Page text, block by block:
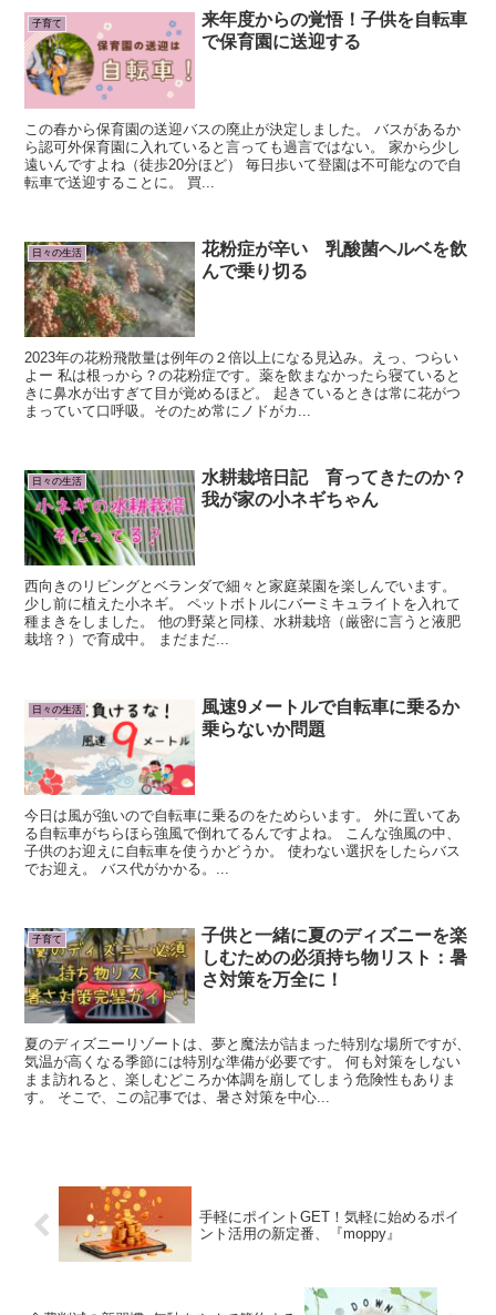
子育て
来年度からの覚悟！子供を自転車
で保育園に送迎する
この春から保育園の送迎バスの廃止が決定しました。 バスがあるか
ら認可外保育園に入れていると言っても過言ではない。 家から少し
遠いんですよね（徒歩20分ほど） 毎日歩いて登園は不可能なので自
転車で送迎することに。 買...
日々の生活
花粉症が辛い 乳酸菌ヘルベを飲
んで乗り切る
2023年の花粉飛散量は例年の２倍以上になる見込み。えっ、つらい
よー 私は根っから？の花粉症です。薬を飲まなかったら寝ていると
きに鼻水が出すぎて目が覚めるほど。 起きているときは常に花がつ
まっていて口呼吸。そのため常にノドがカ...
日々の生活
水耕栽培日記 育ってきたのか？
我が家の小ネギちゃん
西向きのリビングとベランダで細々と家庭菜園を楽しんでいます。
少し前に植えた小ネギ。 ペットボトルにバーミキュライトを入れて
種まきをしました。 他の野菜と同様、水耕栽培（厳密に言うと液肥
栽培？）で育成中。 まだまだ...
日々の生活
風速9メートルで自転車に乗るか
乗らないか問題
今日は風が強いので自転車に乗るのをためらいます。 外に置いてあ
る自転車がちらほら強風で倒れてるんですよね。 こんな強風の中、
子供のお迎えに自転車を使うかどうか。 使わない選択をしたらバス
でお迎え。 バス代がかかる。...
子育て
子供と一緒に夏のディズニーを楽
しむための必須持ち物リスト：暑
さ対策を万全に！
夏のディズニーリゾートは、夢と魔法が詰まった特別な場所ですが、
気温が高くなる季節には特別な準備が必要です。 何も対策をしない
まま訪れると、楽しむどころか体調を崩してしまう危険性もありま
す。 そこで、この記事では、暑さ対策を中心...
手軽にポイントGET！気軽に始めるポイ
ント活用の新定番、『moppy』